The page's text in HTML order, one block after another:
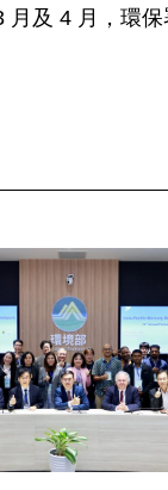
及 4 月，環